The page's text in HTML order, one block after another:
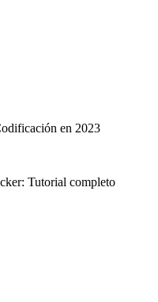
en 2023
Tutorial completo